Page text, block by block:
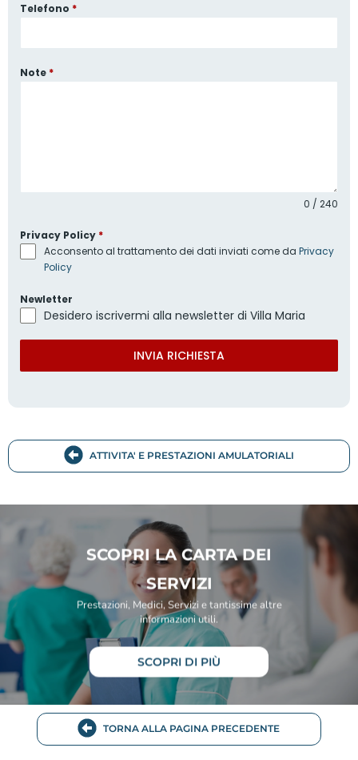
Telefono *
Note *
0 / 240
Privacy Policy *
Acconsento al trattamento dei dati inviati come da Privacy
Policy
Newletter
Desidero iscrivermi alla newsletter di Villa Maria
INVIA RICHIESTA
ATTIVITA' E PRESTAZIONI AMULATORIALI
SCOPRI LA CARTA DEI
SERVIZI
Prestazioni, Medici, Servizi e tantissime altre
informazioni utili.
SCOPRI DI PIÙ
TORNA ALLA PAGINA PRECEDENTE